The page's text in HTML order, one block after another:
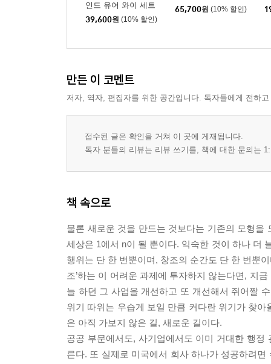
인드 유어 와이 세트
39,600원 (10% 할인)
65,700원 (10% 할인)
만든 이 코멘트
저자, 역자, 편집자를 위한 공간입니다. 독자들에게 전하
접수된 글은 확인을 거쳐 이 곳에 게재됩니다.
독자 분들의 리뷰는 리뷰 쓰기를, 책에 대한 문의는
책 속으로
물론 새로운 것을 만드는 것보다는 기존의 모형
세상은 1에서 n이 될 뿐이다. 익숙한 것이 하나 더
행위는 단 한 번뿐이며, 창조의 순간도 단 한 번뿐
조’하는 이 어려운 과제에 투자하지 않는다면, 지
늘 하던 그 사업을 개선하고 또 개선해서 쥐어짤
위기 따위는 우습게 보일 만큼 커다란 위기가 찾아
은 아직 가보지 않은 길, 새로운 길이다.
공공 부문에서도, 사기업에서도 이미 거대한 행
른다. 또 실제로 미국에서 회사 하나가 성공하려